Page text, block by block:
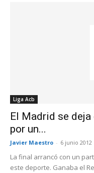
Liga Acb
El Madrid se
por un...
Javier Maestro - 6 junio 2012
La final arrancó con un
este deporte. Ganaba el